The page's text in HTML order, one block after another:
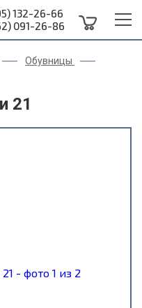
132-26-66
091-26-86
Обувницы
21